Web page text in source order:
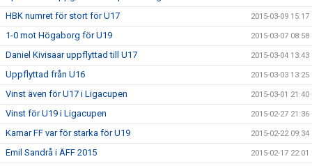
HBK numret för stort för U17 2015-03-09 15:17
1-0 mot Högaborg för U19 2015-03-07 08:58
Daniel Kivisaar uppflyttad till U17 2015-03-04 13:43
Uppflyttad från U16 2015-03-03 13:25
Vinst även för U17 i Ligacupen 2015-03-01 21:40
Vinst för U19 i Ligacupen 2015-02-27 21:36
Kamar FF var för starka för U19 2015-02-22 09:34
Emil Sandrå i ÄFF 2015 2015-02-17 22:01